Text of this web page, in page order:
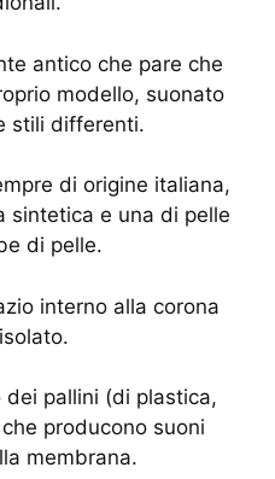
antico che pare che
modello, suonato
stili differenti.
di origine italiana,
sintetica e una di pelle
di pelle.
interno alla corona
pallini (di plastica,
producono suoni
membrana.